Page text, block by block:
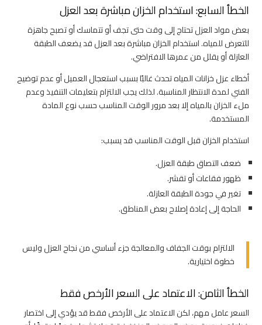
الخطأ السابع: استخدام الخزان مباشرة بعد العزل
بعض مواد العزل تحتاج إلى وقت حتى تجف أو تتماسك أو تصبح جاهزة
للتعرض للمياه. استخدام الخزان مباشرة بعد العزل قد يضعف الطبقة
العازلة أو يقلل من عمرها الافتراضي.
أخطاء عزل خزانات المياه تحدث غالبًا بسبب استعجال العميل أو عدم توضيح
الفني لمدة الانتظار المناسبة. لذلك يجب الالتزام بتعليمات التنفيذ وعدم
ملء الخزان بالمياه إلا بعد مرور الوقت المناسب حسب نوع المادة
المستخدمة.
استخدام الخزان قبل الوقت المناسب قد يسبب:
ضعف التصاق طبقة العزل.
ظهور فقاعات أو تقشر.
تغير في جودة الطبقة العازلة.
الحاجة إلى إعادة إصلاح بعض المناطق.
الالتزام بوقت الجفاف والمعالجة جزء أساسي من نجاح العزل وليس
خطوة اختيارية.
الخطأ الثامن: الاعتماد على السعر الأرخص فقط
السعر عامل مهم، لكن الاعتماد على الأرخص فقط قد يؤدي إلى اختصار